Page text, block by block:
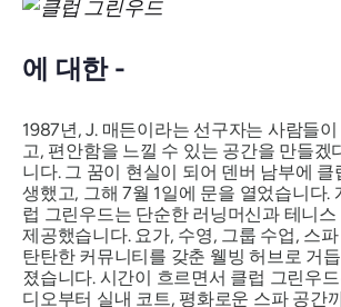
에 대한 -
1987년, J. 매든이라는 선구자는 사람들
고, 편안함을 느낄 수 있는 공간을 만들겠
니다. 그 꿈이 현실이 되어 덴버 남부에
생했고, 그해 7월 1일에 문을 열었습니다.
럽 그린우드는 단순한 러닝머신과 테니
제공했습니다. 요가, 수영, 그룹 수업, 스
탄탄한 커뮤니티를 갖춘 웰빙 허브로 거
졌습니다. 시간이 흐르면서 클럽 그린우
디오부터 실내 코트, 평화로운 스파 공간